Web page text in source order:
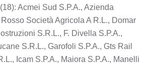
Acmei Sud S.P.A., Azienda
Società Agricola A R.L., Domar
S.R.L., F. Divella S.P.A.,
S.R.L., Garofoli S.P.A., Gts Rail
Icam S.P.A., Maiora S.P.A., Manelli